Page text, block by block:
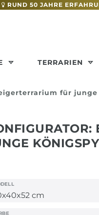
RUND 50 JAHRE
TERRARIEN
für junge